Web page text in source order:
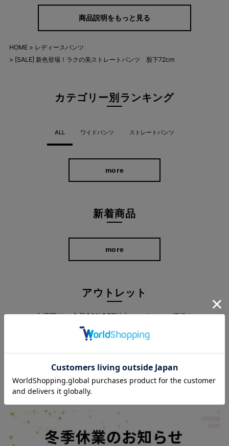
360°どこから見ても美脚を叶えるシルエット
脚の形に馴染むような細身シルエットが美脚を演出。
デザインを極力シンプルに仕上げることで、シルエットの美しさ
が際立ち優美で気品のある印象になりました。 ビジネスはもちろ
ん、あらゆるフォーマルなシーンにも対応してくれます。
商品説明をもっと見る
HOME
レディースパンツ
[SALE] 新色登場！ラクの美ストレートパンツ 股下72cm
カテゴリー別ランキング
ALL ワイドパンツ ストレートパンツ
more
新着商品
more
アウトレット
在庫限り、全品30%OFF以上のスペシャル価格！
スタッフブログ